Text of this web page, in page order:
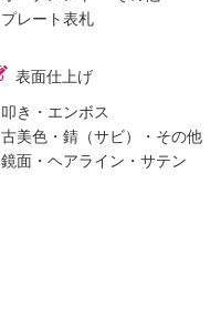
プレート表札
表面仕上げ
叩き・エンボス
古美色・錆（サビ）・その他
鏡面・ヘアライン・サテン